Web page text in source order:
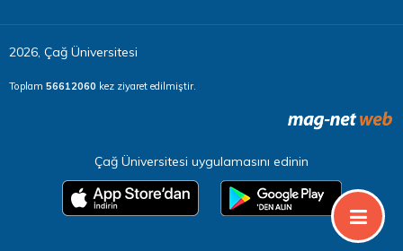
2026, Çağ Üniversitesi
Toplam 56612060 kez ziyaret edilmiştir.
Çağ Üniversitesi uygulamasını edinin